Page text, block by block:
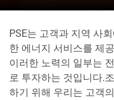
PSE는 고객과 지역 사
한 에너지 서비스를 제
이러한 노력의 일부는
로 투자하는 것입니다.
하기 위해 우리는 고객